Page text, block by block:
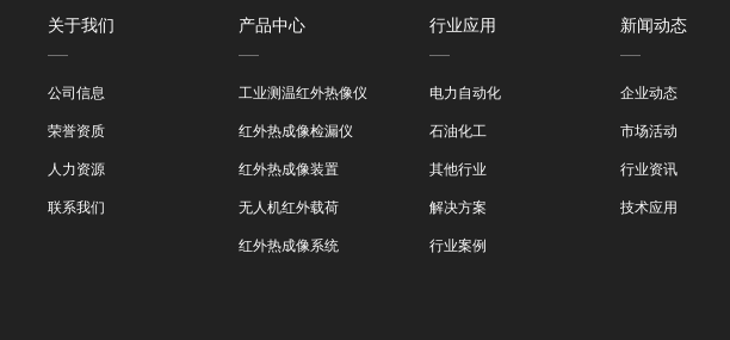
关于我们
公司信息
荣誉资质
人力资源
联系我们
产品中心
工业测温红外热像仪
红外热成像检漏仪
红外热成像装置
无人机红外载荷
红外热成像系统
行业应用
电力自动化
石油化工
其他行业
解决方案
行业案例
新闻动态
企业动态
市场活动
行业资讯
技术应用